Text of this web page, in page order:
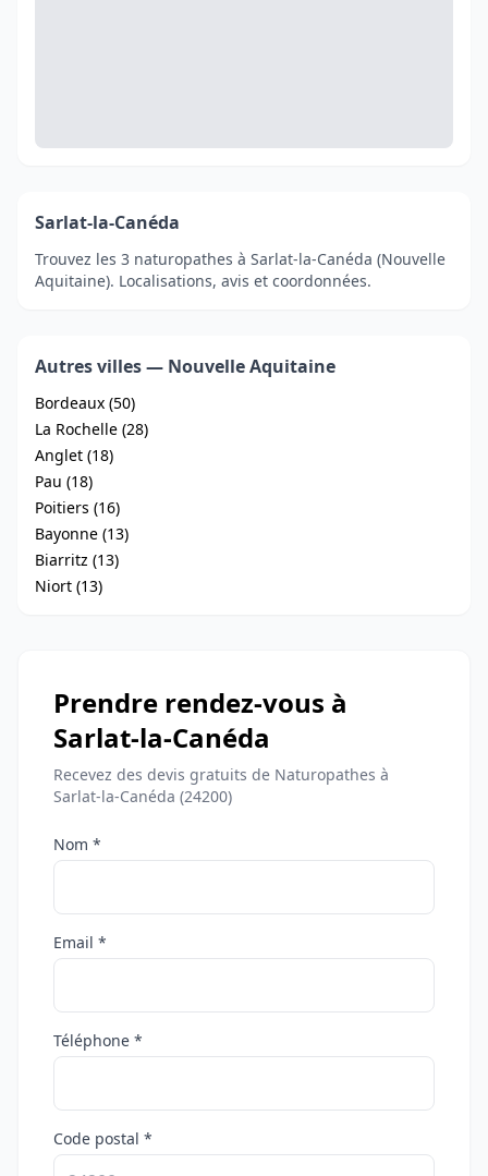
Sarlat-la-Canéda
Trouvez les 3 naturopathes à Sarlat-la-Canéda (Nouvelle
Aquitaine). Localisations, avis et coordonnées.
Autres villes — Nouvelle Aquitaine
Bordeaux (50)
La Rochelle (28)
Anglet (18)
Pau (18)
Poitiers (16)
Bayonne (13)
Biarritz (13)
Niort (13)
Prendre rendez-vous à
Sarlat-la-Canéda
Recevez des devis gratuits de Naturopathes à
Sarlat-la-Canéda (24200)
Nom *
Email *
Téléphone *
Code postal *